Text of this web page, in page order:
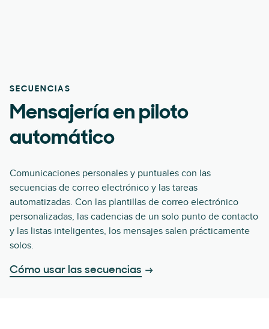
SECUENCIAS
Mensajería en piloto
automático
Comunicaciones personales y puntuales con las
secuencias de correo electrónico y las tareas
automatizadas. Con las plantillas de correo electrónico
personalizadas, las cadencias de un solo punto de contacto
y las listas inteligentes, los mensajes salen prácticamente
solos.
Cómo usar las secuencias